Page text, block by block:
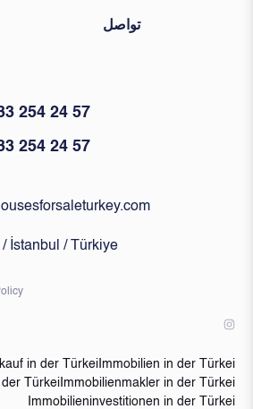
تواصل
254 24 57
254 24 57
/ İstanbul / Türkiye
Immobilien in der Türkei
in der Türkei
Immobilienmakler in der Türkei
der Türkei
Immobilieninvestitionen in der Türkei